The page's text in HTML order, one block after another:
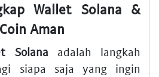
Wallet Solana &
Aman
Solana adalah langkah
siapa saja yang ingin